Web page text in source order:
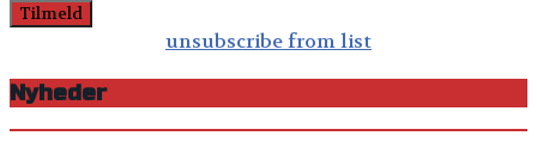
unsubscribe from list
Nyheder